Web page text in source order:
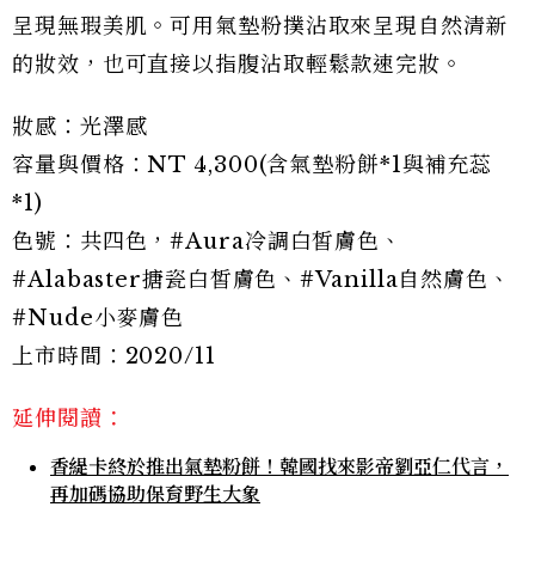
呈現無瑕美肌。可用氣墊粉撲沾取來呈現自然清新
的妝效，也可直接以指腹沾取輕鬆款速完妝。
妝感：光澤感
容量與價格：NT 4,300(含氣墊粉餅*1與補充蕊
*1)
色號：共四色，#Aura冷調白皙膚色、
#Alabaster搪瓷白皙膚色、#Vanilla自然膚色、
#Nude小麥膚色
上市時間：2020/11
延伸閱讀：
香緹卡終於推出氣墊粉餅！韓國找來影帝劉亞仁代言，
再加碼協助保育野生大象